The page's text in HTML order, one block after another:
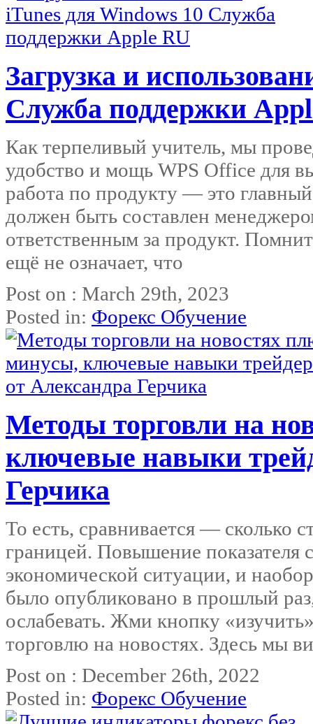
Загрузка и
Служба поддержки
Как терпеливый учитель, мы
удобство и мощь WPS Office для
работа по продукту — это
должен быть составлен
ответственным за продукт.
ещё не означает, что
Post on : March 29th, 2023
Posted in: Форекс Обучение
Методы торговли на
ключевые навыки
Герчика
То есть, сравнивается — сколько
границей. Повышение показателя
экономической ситуации, и
было опубликовано в прошлый
ослабевать. Жми кнопку
торговлю на новостях. Здесь мы
Post on : December 26th, 2022
Posted in: Форекс Обучение